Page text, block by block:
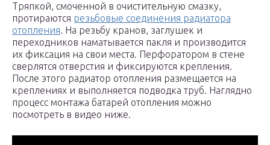
Тряпкой, смоченной в очистительную смазку,
протираются резьбовые соединения радиатора
отопления. На резьбу кранов, заглушек и
переходников наматывается пакля и производится
их фиксация на свои места. Перфоратором в стене
сверлятся отверстия и фиксируются крепления.
После этого радиатор отопления размещается на
креплениях и выполняется подводка труб. Наглядно
процесс монтажа батарей отопления можно
посмотреть в видео ниже.